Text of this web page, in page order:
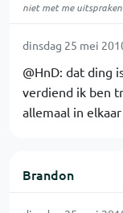
niet met me
dinsdag 25 mei
@HnD: dat ding
verdiend ik ben
allemaal in
Brandon